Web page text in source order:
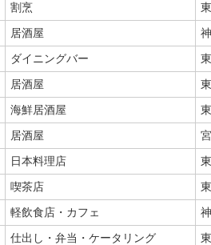
割烹
居酒屋
ダイニングバー
居酒屋
海鮮居酒屋
居酒屋
日本料理店
喫茶店
軽飲食店・カフェ
仕出し・弁当・ケータリング